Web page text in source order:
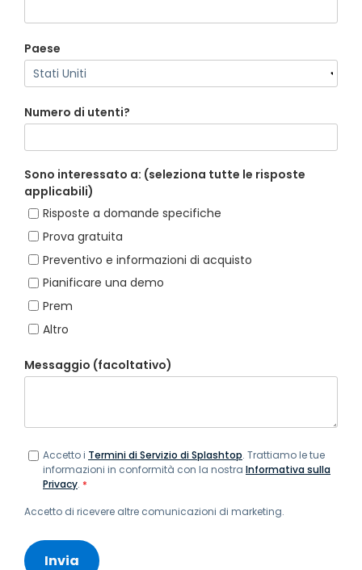
Paese
Numero di utenti?
Sono interessato a: (seleziona tutte le risposte
applicabili)
Risposte a domande specifiche
Prova gratuita
Preventivo e informazioni di acquisto
Pianificare una demo
Prem
Altro
Messaggio (facoltativo)
Accetto i Termini di Servizio di Splashtop. Trattiamo le tue
informazioni in conformità con la nostra Informativa sulla
Privacy. *
Accetto di ricevere altre comunicazioni di marketing.